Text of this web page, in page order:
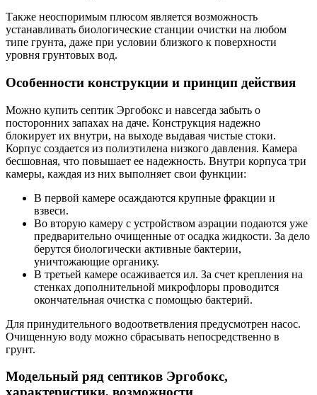
Также неоспоримым плюсом является возможность
устанавливать биологические станции очистки на любом
типе грунта, даже при условии близкого к поверхности
уровня грунтовых вод.
Особенности конструкции и принцип действия
Можно купить септик Эргобокс и навсегда забыть о
посторонних запахах на даче. Конструкция надежно
блокирует их внутри, на выходе выдавая чистые стоки.
Корпус создается из полиэтилена низкого давления. Камера
бесшовная, что повышает ее надежность. Внутри корпуса три
камеры, каждая из них выполняет свои функции:
В первой камере осаждаются крупные фракции и
взвеси.
Во вторую камеру с устройством аэрации подаются уже
предварительно очищенные от осадка жидкости. За дело
берутся биологически активные бактерии,
уничтожающие органику.
В третьей камере осаживается ил. За счет крепления на
стенках дополнительной микрофлоры проводится
окончательная очистка с помощью бактерий.
Для принудительного водоответвления предусмотрен насос.
Очищенную воду можно сбрасывать непосредственно в
грунт.
Модельный ряд септиков Эргобокс,